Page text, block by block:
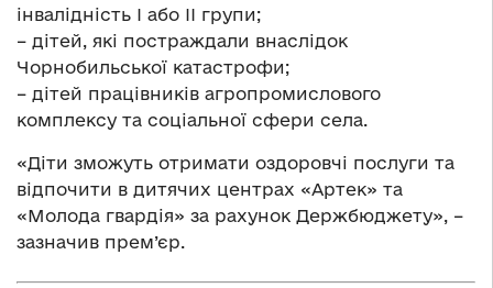
інвалідність I або II групи;
– дітей, які постраждали внаслідок
Чорнобильської катастрофи;
– дітей працівників агропромислового
комплексу та соціальної сфери села.
«Діти зможуть отримати оздоровчі послуги та
відпочити в дитячих центрах «Артек» та
«Молода гвардія» за рахунок Держбюджету», –
зазначив прем’єр.